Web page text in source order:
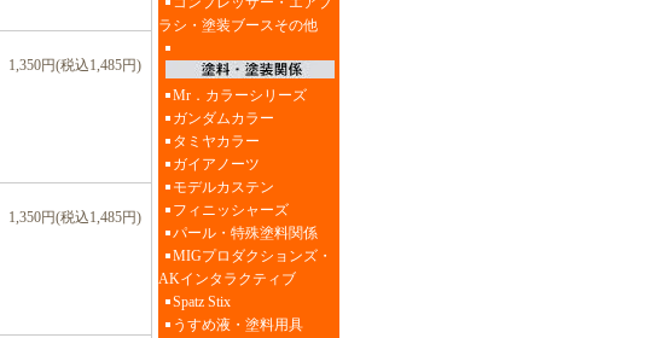
1,350円(税込1,485円)
1,350円(税込1,485円)
ラシ・塗装ブースその他
Mr．カラーシリーズ
ガンダムカラー
タミヤカラー
ガイアノーツ
モデルカステン
フィニッシャーズ
パール・特殊塗料関係
MIGプロダクションズ・
AKインタラクティブ
Spatz Stix
うすめ液・塗料用具